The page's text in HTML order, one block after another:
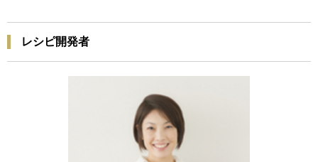
レシピ開発者